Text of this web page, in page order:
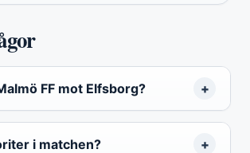
FF mot Elfsborg?
i matchen?